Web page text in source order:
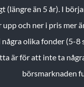
(längre än 5 år). I
upp och ner i pris mer
några olika fonder (5-
är för att inte ta
börsmarknaden